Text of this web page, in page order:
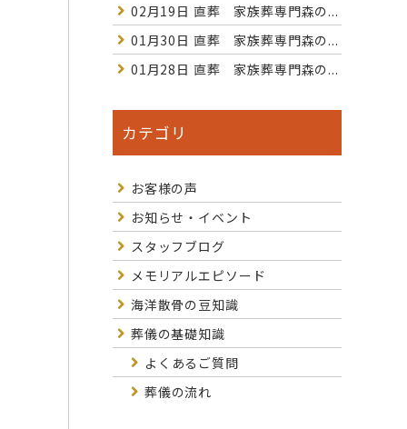
02月19日 直葬 家族葬専門森の...
01月30日 直葬 家族葬専門森の...
01月28日 直葬 家族葬専門森の...
カテゴリ
お客様の声
お知らせ・イベント
スタッフブログ
メモリアルエピソード
海洋散骨の豆知識
葬儀の基礎知識
よくあるご質問
葬儀の流れ